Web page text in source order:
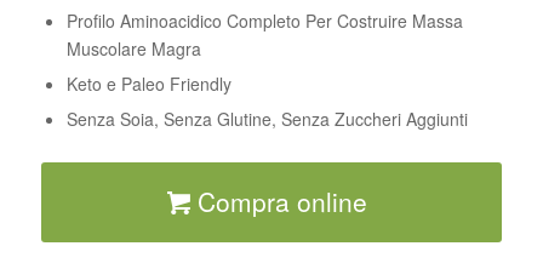
Profilo Aminoacidico Completo Per Costruire Massa
Muscolare Magra
Keto e Paleo Friendly
Senza Soia, Senza Glutine, Senza Zuccheri Aggiunti
Compra online